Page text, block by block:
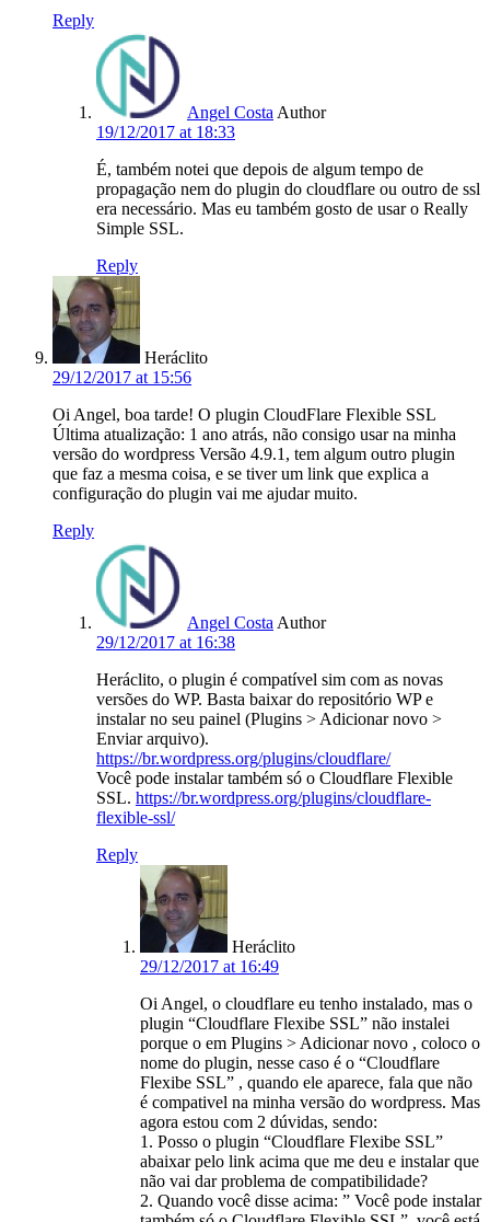
Reply
Angel Costa Author
19/12/2017 at 18:33
É, também notei que depois de algum tempo de
propagação nem do plugin do cloudflare ou outro de ssl
era necessário. Mas eu também gosto de usar o Really
Simple SSL.
Reply
Heráclito
29/12/2017 at 15:56
Oi Angel, boa tarde! O plugin CloudFlare Flexible SSL
Última atualização: 1 ano atrás, não consigo usar na minha
versão do wordpress Versão 4.9.1, tem algum outro plugin
que faz a mesma coisa, e se tiver um link que explica a
configuração do plugin vai me ajudar muito.
Reply
Angel Costa Author
29/12/2017 at 16:38
Heráclito, o plugin é compatível sim com as novas
versões do WP. Basta baixar do repositório WP e
instalar no seu painel (Plugins > Adicionar novo >
Enviar arquivo).
https://br.wordpress.org/plugins/cloudflare/
Você pode instalar também só o Cloudflare Flexible
SSL. https://br.wordpress.org/plugins/cloudflare-
flexible-ssl/
Reply
Heráclito
29/12/2017 at 16:49
Oi Angel, o cloudflare eu tenho instalado, mas o
plugin “Cloudflare Flexibe SSL” não instalei
porque o em Plugins > Adicionar novo , coloco o
nome do plugin, nesse caso é o “Cloudflare
Flexibe SSL” , quando ele aparece, fala que não
é compativel na minha versão do wordpress. Mas
agora estou com 2 dúvidas, sendo:
1. Posso o plugin “Cloudflare Flexibe SSL”
abaixar pelo link acima que me deu e instalar que
não vai dar problema de compatibilidade?
2. Quando você disse acima: ” Você pode instalar